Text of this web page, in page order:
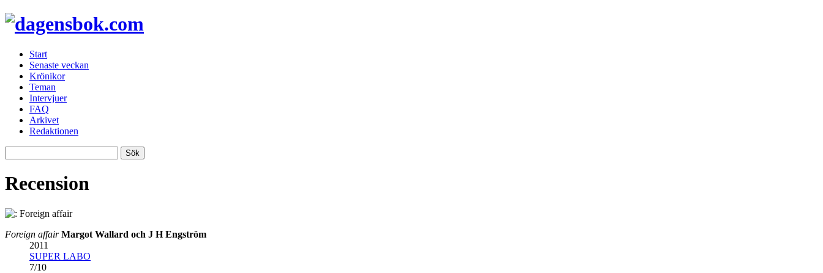
Start
Senaste veckan
Krönikor
Teman
Intervjuer
FAQ
Arkivet
Redaktionen
Recension
Foreign affair Margot Wallard och J H Engström
2011
SUPER LABO
7/10